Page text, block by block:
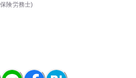
険労務士)